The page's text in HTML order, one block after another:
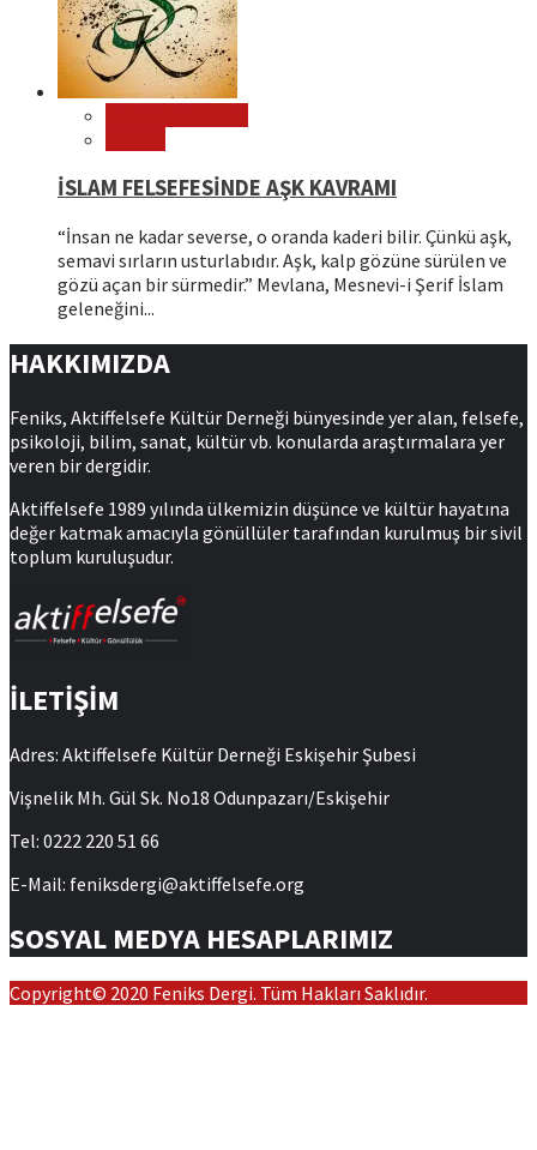
İSLAM FELSEFESİNDE AŞK KAVRAMI
“İnsan ne kadar severse, o oranda kaderi bilir. Çünkü aşk,
semavi sırların usturlabıdır. Aşk, kalp gözüne sürülen ve
gözü açan bir sürmedir.” Mevlana, Mesnevi-i Şerif İslam
geleneğini...
HAKKIMIZDA
Feniks, Aktiffelsefe Kültür Derneği bünyesinde yer alan, felsefe,
psikoloji, bilim, sanat, kültür vb. konularda araştırmalara yer
veren bir dergidir.
Aktiffelsefe 1989 yılında ülkemizin düşünce ve kültür hayatına
değer katmak amacıyla gönüllüler tarafından kurulmuş bir sivil
toplum kuruluşudur.
İLETİŞİM
Adres: Aktiffelsefe Kültür Derneği Eskişehir Şubesi
Vişnelik Mh. Gül Sk. No18 Odunpazarı/Eskişehir
Tel: 0222 220 51 66
E-Mail: feniksdergi@aktiffelsefe.org
SOSYAL MEDYA HESAPLARIMIZ
Copyright© 2020 Feniks Dergi. Tüm Hakları Saklıdır.